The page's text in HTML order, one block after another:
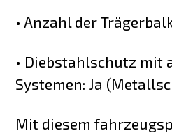
• Anzahl der
• Diebstahlschutz mit
Systemen: Ja
Mit diesem